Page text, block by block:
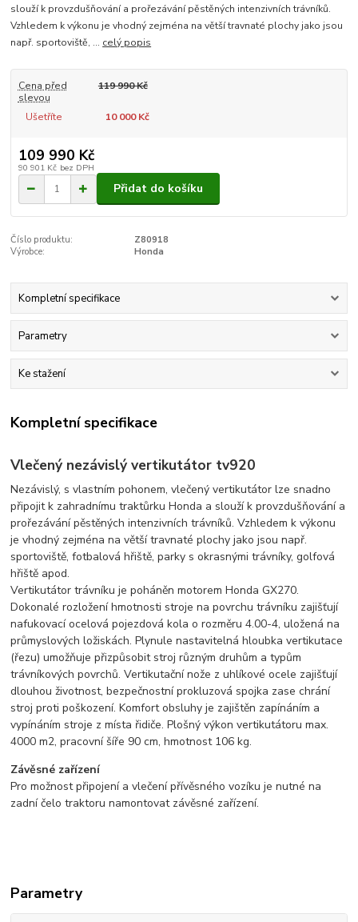
slouží k provzdušňování a prořezávání pěstěných intenzivních trávníků.
Vzhledem k výkonu je vhodný zejména na větší travnaté plochy jako jsou
např. sportoviště, ... celý popis
Cena před
slevou
119 990 Kč
Ušetříte 10 000 Kč
109 990 Kč
90 901 Kč bez DPH
Přidat do košíku
Číslo produktu:
Z80918
Výrobce:
Honda
Kompletní specifikace
Parametry
Ke stažení
Kompletní specifikace
Vlečený nezávislý vertikutátor tv920
Nezávislý, s vlastním pohonem, vlečený vertikutátor lze snadno
připojit k zahradnímu traktůrku Honda a slouží k provzdušňování a
prořezávání pěstěných intenzivních trávníků. Vzhledem k výkonu
je vhodný zejména na větší travnaté plochy jako jsou např.
sportoviště, fotbalová hřiště, parky s okrasnými trávníky, golfová
hřiště apod.
Vertikutátor trávníku je poháněn motorem Honda GX270.
Dokonalé rozložení hmotnosti stroje na povrchu trávníku zajišťují
nafukovací ocelová pojezdová kola o rozměru 4.00-4, uložená na
průmyslových ložiskách. Plynule nastavitelná hloubka vertikutace
(řezu) umožňuje přizpůsobit stroj různým druhům a typům
trávníkových povrchů. Vertikutační nože z uhlíkové ocele zajišťují
dlouhou životnost, bezpečnostní prokluzová spojka zase chrání
stroj proti poškození. Komfort obsluhy je zajištěn zapínáním a
vypínáním stroje z místa řidiče. Plošný výkon vertikutátoru max.
4000 m2, pracovní šíře 90 cm, hmotnost 106 kg.
Závěsné zařízení
Pro možnost připojení a vlečení přívěsného vozíku je nutné na
zadní čelo traktoru namontovat závěsné zařízení.
Parametry